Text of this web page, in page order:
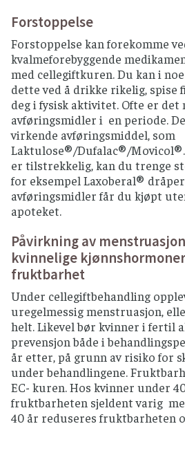
Forstoppelse
Forstoppelse kan forekomme
kvalmeforebyggende
med cellegiftkuren. Du kan i
dette ved å drikke rikelig, spise
deg i fysisk aktivitet. Ofte er det
avføringsmidler i en periode.
virkende avføringsmiddel, som
Laktulose®/Dufalac®/
er tilstrekkelig, kan du trenge
for eksempel Laxoberal®
avføringsmidler får du kjøpt
apoteket.
Påvirkning av
kvinnelige
fruktbarhet
Under cellegiftbehandling
uregelmessig menstruasjon,
helt. Likevel bør kvinner i fertil
prevensjon både i
år etter, på grunn av risiko for
under behandlingene.
EC- kuren. Hos kvinner under
fruktbarheten sjeldent varig
40 år reduseres fruktbarheten